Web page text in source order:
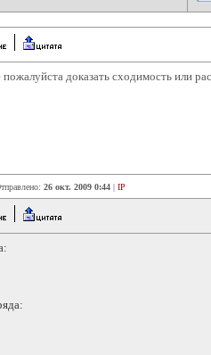
доказать сходимость или
26 окт. 2009 0:44| IP